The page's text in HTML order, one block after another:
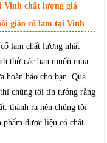
Vinh chất lượng giá
giảo cổ lam tại Vinh
lam chất lượng nhất
thử các bạn muốn mua
hoàn hảo cho bạn. Qua
chúng tôi tin tưởng rằng
thành ra nên chúng tôi
phẩm dược liệu có chất